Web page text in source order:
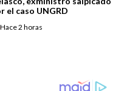
el caso UNGRD
Hace2 horas